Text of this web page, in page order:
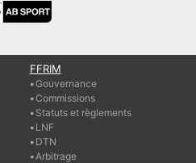
FFRIM
Gouvernance
Commissions
Statuts et règlements
LNF
DTN
Arbitrage